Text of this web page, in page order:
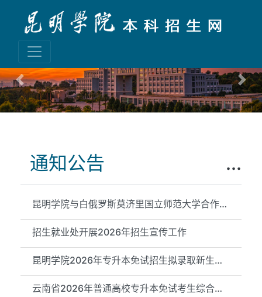
Previous Next
通知公告 ...
昆明学院与白俄罗斯莫济里国立师范大学合作举办物理学专业本科教...
招生就业处开展2026年招生宣传工作
昆明学院2026年专升本免试招生拟录取新生信息公示
云南省2026年普通高校专升本免试考生综合测试成绩（昆明学院测试...